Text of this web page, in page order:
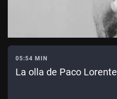
05:54 MIN
La olla de Paco Lorente